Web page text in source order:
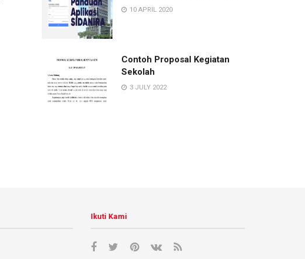
10 APRIL 2020
Contoh Proposal Kegiatan
Sekolah
3 JULY 2022
Ikuti Kami